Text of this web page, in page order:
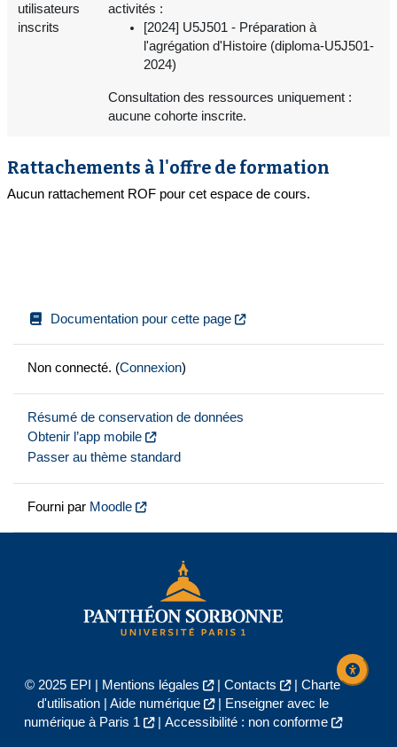
utilisateurs
inscrits
activités :
[2024] U5J501 - Préparation à
l'agrégation d'Histoire (diploma-U5J501-
2024)
Consultation des ressources uniquement :
aucune cohorte inscrite.
Rattachements à l'offre de formation
Aucun rattachement ROF pour cet espace de cours.
Documentation pour cette page
Non connecté. (Connexion)
Résumé de conservation de données
Obtenir l’app mobile
Passer au thème standard
Fourni par Moodle
© 2025 EPI | Mentions légales | Contacts | Charte
d'utilisation| Aide numérique |
Enseigner avec le
numérique à Paris 1
| Accessibilité : non conforme